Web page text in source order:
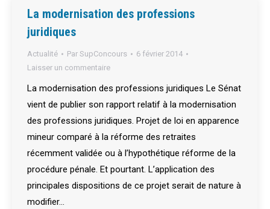
La modernisation des professions
juridiques
Actualité Par SupConcours
6 février 2014
Laisser un commentaire
La modernisation des professions juridiques Le Sénat
vient de publier son rapport relatif à la modernisation
des professions juridiques. Projet de loi en apparence
mineur comparé à la réforme des retraites
récemment validée ou à l’hypothétique réforme de la
procédure pénale. Et pourtant. L’application des
principales dispositions de ce projet serait de nature à
modifier…